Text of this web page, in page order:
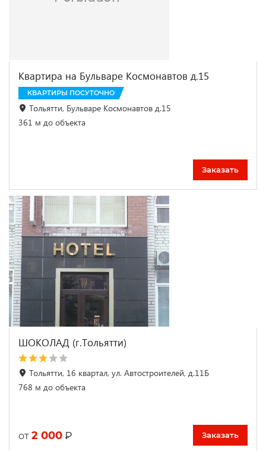
Квартира на Бульваре Космонавтов д.15
КВАРТИРЫ ПОСУТОЧНО
Тольятти, Бульваре Космонавтов д.15
361 м до объекта
Заказать
ШОКОЛАД (г.Тольятти)
Тольятти, 16 квартал, ул. Автостроителей, д.11Б
768 м до объекта
от 2 000 ₽ Заказать